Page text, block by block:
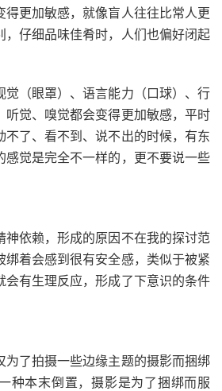
得更加敏感，就像盲人往往比常人更
，仔细品味佳肴时，人们也偏好闭起
觉（眼罩）、语言能力（口球）、行
听觉、嗅觉都会变得更加敏感，平时
不了、看不到、说不出的时候，有东
感觉是完全不一样的，更不要说一些
神依赖，形成的原因不在我的探讨范
绑着会感到很有安全感，类似于被紧
会有生理反应，形成了下意识的条件
为了拍摄一些边缘主题的摄影而捆绑
种本末倒置，摄影是为了捆绑而服